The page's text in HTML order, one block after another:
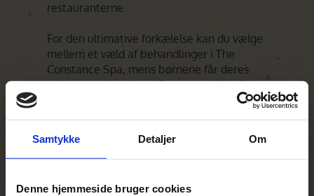
Samtykke Detaljer Om
Denne hjemmeside bruger cookies
restauranterne.
For den ultimative forkælelse kan du vælge
mellem et væld af behandlinger i The
Constance Spa, mens børnene får deres
helt egne oplevelser i Constance Kids Club.
verden, der findes under det turkis-blå
vand, der omgiver Constance Ephelia – tag